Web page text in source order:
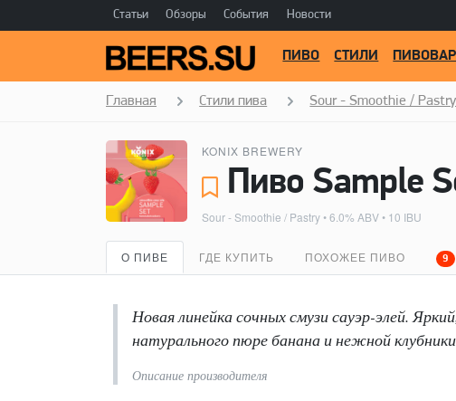
Статьи Обзоры События Новости
ПИВО СТИЛИ
Главная Стили пива Sour - Smoothie / Pastry
KONIX BREWERY
Sour - Smoothie / Pastry• 6.0% ABV • 10 IBU
О ПИВЕ ГДЕ КУПИТЬ ПОХОЖЕЕ ПИВО 9
Новая линейка сочных смузи сауэр-элей.
натурального пюре банана и нежной
Описание производителя